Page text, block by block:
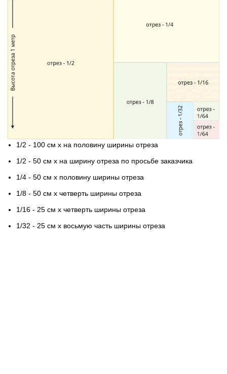
1/2 - 100 см х на половину ширины отреза
1/2 - 50 см х на ширину отреза по просьбе заказчика
1/4 - 50 см х половину ширины отреза
1/8 - 50 см х четверть ширины отреза
1/16 - 25 см х четверть ширины отреза
1/32 - 25 см х восьмую часть ширины отреза